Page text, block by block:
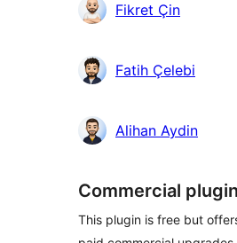
Fikret Çin
Fatih Çelebi
Alihan Aydin
Commercial plugin
This plugin is free but